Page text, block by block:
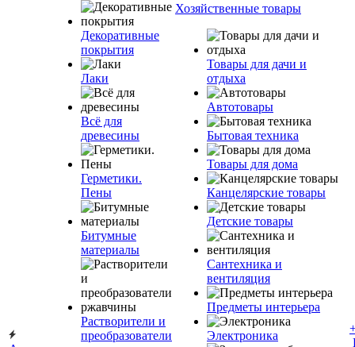
Декоративные
покрытия
Лаки
Всё для
древесины
Герметики.
Пены
Битумные
материалы
Растворители и
преобразователи
Хозяйственные товары
Товары для дачи и
отдыха
Автотовары
Бытовая техника
Товары для дома
Канцелярские товары
Детские товары
Сантехника и
вентиляция
Предметы интерьера
Электроника